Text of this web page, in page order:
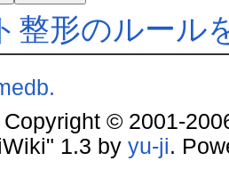
整形のルール
Copyright © 2001-
1.3 by yu-ji.